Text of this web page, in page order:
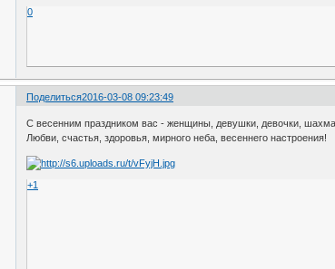
0
Поделиться2016-03-08 09:23:49
С весенним праздником вас - женщины, девушки, девочки,
Любви, счастья, здоровья, мирного неба, весеннего настроения!
+1